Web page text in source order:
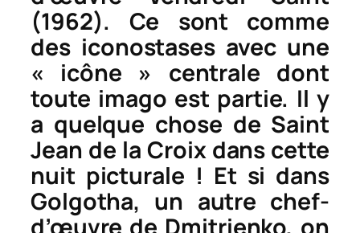
(1962). Ce sont comme
des iconostases avec une
« icône » centrale dont
toute imago est partie. Il y
a quelque chose de Saint
Jean de la Croix dans cette
nuit picturale ! Et si dans
Golgotha, un autre chef-